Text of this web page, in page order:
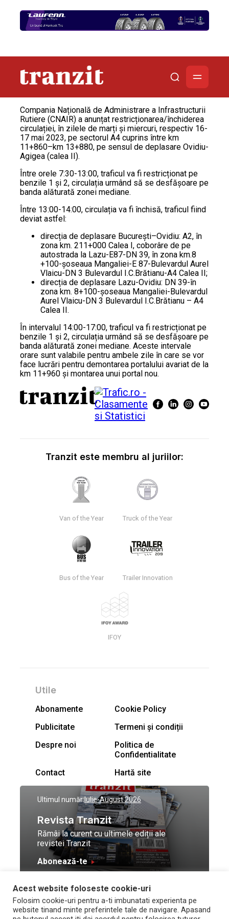
Compania Națională de Administrare a Infrastructurii
Rutiere (CNAIR) a anunțat restricționarea/închiderea
circulației, în zilele de marți și miercuri, respectiv 16-
17 mai 2023, pe sectorul A4 cuprins între km
11+860–km 13+880, pe sensul de deplasare Ovidiu-
Agigea (calea II).
Între orele 7:30-13:00, traficul va fi restricționat pe
benzile 1 și 2, circulația urmând să se desfășoare pe
banda alăturată zonei mediane.
Între 13:00-14:00, circulația va fi închisă, traficul fiind
deviat astfel:
direcția de deplasare București–Ovidiu: A2, în
zona km. 211+000 Calea I, coborâre de pe
autostrada la Lazu-E87-DN 39, în zona km.8
+100-șoseaua Mangaliei-E 87-Bulevardul Aurel
Vlaicu-DN 3 Bulevardul I.C.Brătianu-A4 Calea II;
direcția de deplasare Lazu-Ovidiu: DN 39-în
zona km. 8+100-șoseaua Mangaliei-Bulevardul
Aurel Vlaicu-DN 3 Bulevardul I.C.Brătianu – A4
Calea II.
În intervalul 14:00-17:00, traficul va fi restricționat pe
benzile 1 și 2, circulația urmând să se desfășoare pe
banda alăturată zonei mediane. Aceste intervale
orare sunt valabile pentru ambele zile în care se vor
face lucrări pentru demontarea portalului avariat de la
km 11+960 și montarea unui portal nou.
Tranzit este membru al juriilor:
Van of the Year Truck of the Year
Bus of the Year Trailer Innovation
IFOY
Utile
Abonamente
Cookie Policy
Publicitate
Termeni și condiții
Despre noi
Politica de
Confidentialitate
Contact
Hartă site
Ultimul număr:Iulie-August 2026
Revista Tranzit
Rămâi la curent cu ultimele ediții ale
revistei Tranzit
Abonează-te
© Toate drepturile
rezervate Trafic Media
2026
Design by
and development by Neo
Vision Technologies
Acest website foloseste cookie-uri
Folosim cookie-uri pentru a-ti imbunatati experienta pe
website tinand minte preferintele tale de navigare. Apasand